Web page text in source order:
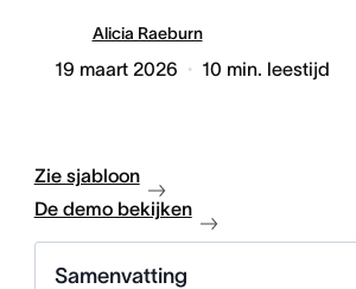
Alicia Raeburn
19 maart 2026 10 min. leestijd
Zie sjabloon
De demo bekijken
Samenvatting